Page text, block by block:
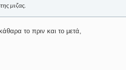
μιζας.
το πριν και το μετά,